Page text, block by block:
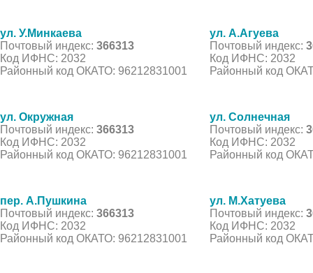
ул. У.Минкаева
Почтовый индекс: 366313
Код ИФНС: 2032
Районный код ОКАТО: 96212831001
ул. А.Агуева
Почтовый индекс:
Код ИФНС: 2032
Районный код
ул. Окружная
Почтовый индекс: 366313
Код ИФНС: 2032
Районный код ОКАТО: 96212831001
ул. Солнечная
Почтовый индекс:
Код ИФНС: 2032
Районный код
пер. А.Пушкина
Почтовый индекс: 366313
Код ИФНС: 2032
Районный код ОКАТО: 96212831001
ул. М.Хатуева
Почтовый индекс:
Код ИФНС: 2032
Районный код